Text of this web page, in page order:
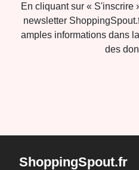
En cliquant sur « S'inscrire
newsletter
amples informations dans
des
ShoppingSpout.fr